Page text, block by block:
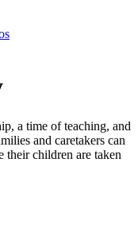
a time of teaching, and
and caretakers can
their children are taken